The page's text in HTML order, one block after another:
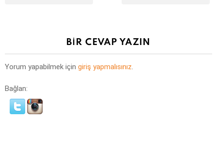
BIR CEVAP YAZIN
Yorum yapabilmek için giriş yapmalısınız.
Bağlan: